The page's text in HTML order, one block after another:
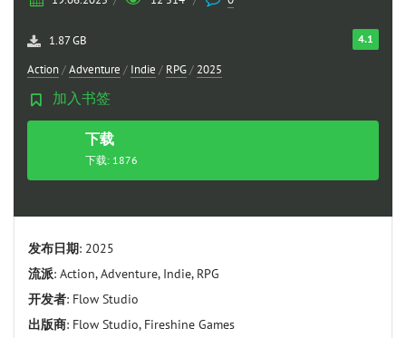
4.1
1.87 GB
Action/Adventure / Indie / RPG/ 2025
加入书签
下载
种子
下载: 1876
发布日期: 2025
流派: Action, Adventure, Indie, RPG
开发者: Flow Studio
出版商: Flow Studio, Fireshine Games